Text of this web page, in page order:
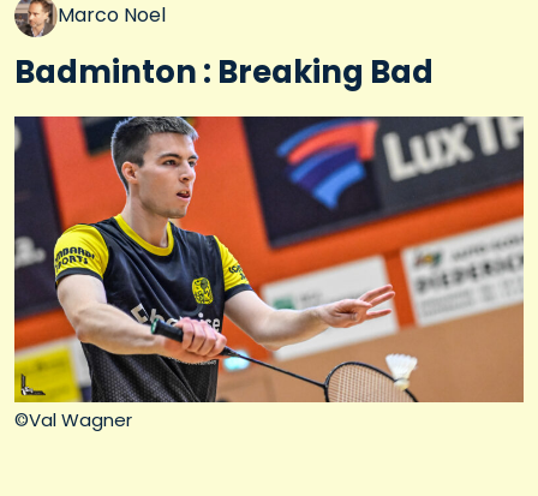
©Val Wagner
Marco Noel
Badminton : Breaking Bad